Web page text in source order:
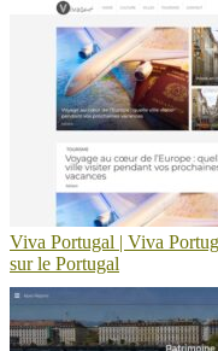
Viva Portugal | Viva
sur le Portugal